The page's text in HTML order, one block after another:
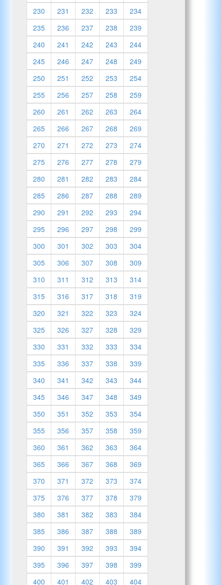
230
231 232 233
234
235
236 237 238
239
240
241 242 243
244
245
246 247 248
249
250
251 252 253
254
255
256 257 258
259
260
261 262 263
264
265
266 267 268
269
270
271 272 273
274
275
276 277 278
279
280
281 282 283
284
285
286 287 288
289
290
291 292 293
294
295
296 297 298
299
300
301 302 303
304
305
306 307 308
309
310
311 312 313
314
315
316 317 318
319
320
321 322 323
324
325
326 327 328
329
330
331 332 333
334
335
336 337 338
339
340
341 342 343
344
345
346 347 348
349
350
351 352 353
354
355
356 357 358
359
360
361 362 363
364
365
366 367 368
369
370
371 372 373
374
375
376 377 378
379
380
381 382 383
384
385
386 387 388
389
390
391 392 393
394
395
396 397 398
399
400
401 402 403 404